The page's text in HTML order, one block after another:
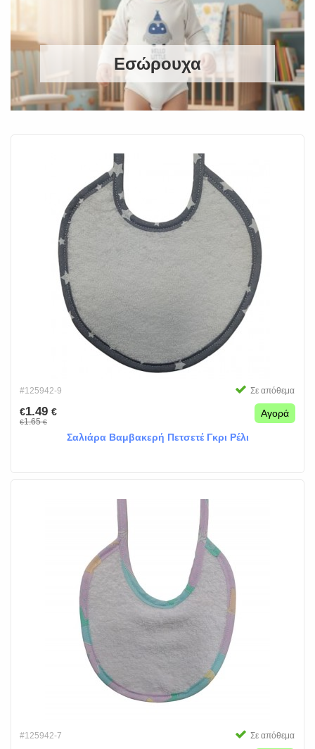
Εσώρουχα
#125942-9 Σε απόθεμα
€1.49 €
€1.65€
Αγορά
Σαλιάρα Βαμβακερή Πετσετέ Γκρι Ρέλι
#125942-7 Σε απόθεμα